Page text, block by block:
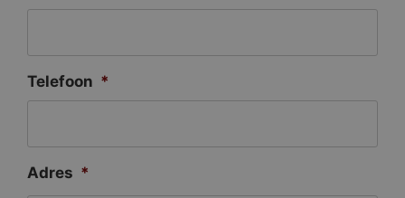
Telefoon *
Adres *